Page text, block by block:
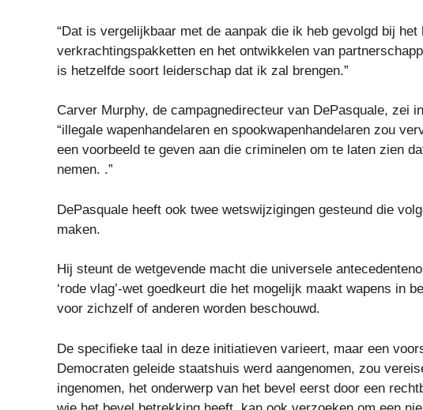
“Dat is vergelijkbaar met de aanpak die ik heb gevolgd bij
verkrachtingspakketten en het ontwikkelen van
is hetzelfde soort leiderschap dat ik zal brengen.”
Carver Murphy, de campagnedirecteur van DePasquale, zei
“illegale wapenhandelaren en spookwapenhandelaren zou
een voorbeeld te geven aan die criminelen om te laten zien
nemen. .”
DePasquale heeft ook twee wetswijzigingen gesteund die
maken.
Hij steunt de wetgevende macht die universele
‘rode vlag’-wet goedkeurt die het mogelijk maakt wapens in
voor zichzelf of anderen worden beschouwd.
De specifieke taal in deze initiatieven varieert, maar een
Democraten geleide staatshuis werd aangenomen, zou
ingenomen, het onderwerp van het bevel eerst door een